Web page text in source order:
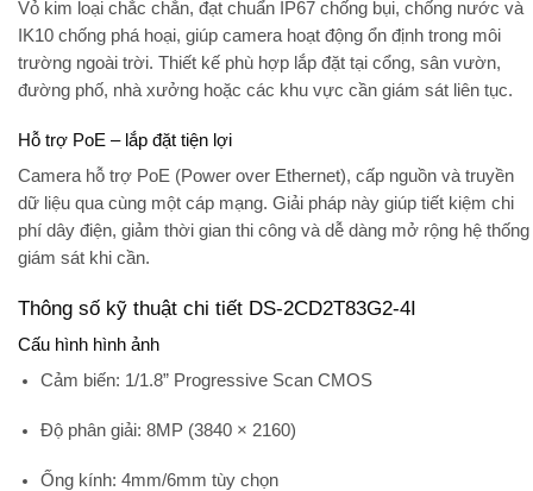
Vỏ kim loại chắc chắn, đạt chuẩn IP67 chống bụi, chống nước và
IK10 chống phá hoại, giúp camera hoạt động ổn định trong môi
trường ngoài trời. Thiết kế phù hợp lắp đặt tại cổng, sân vườn,
đường phố, nhà xưởng hoặc các khu vực cần giám sát liên tục.
Hỗ trợ PoE – lắp đặt tiện lợi
Camera hỗ trợ PoE (Power over Ethernet), cấp nguồn và truyền
dữ liệu qua cùng một cáp mạng. Giải pháp này giúp tiết kiệm chi
phí dây điện, giảm thời gian thi công và dễ dàng mở rộng hệ thống
giám sát khi cần.
Thông số kỹ thuật chi tiết DS-2CD2T83G2-4I
Cấu hình hình ảnh
Cảm biến: 1/1.8” Progressive Scan CMOS
Độ phân giải: 8MP (3840 × 2160)
Ống kính: 4mm/6mm tùy chọn